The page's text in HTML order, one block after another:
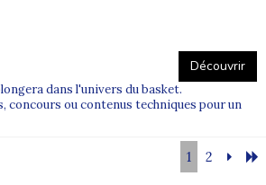
Découvrir
dans l'univers du basket.
concours ou contenus techniques pour un
1 2